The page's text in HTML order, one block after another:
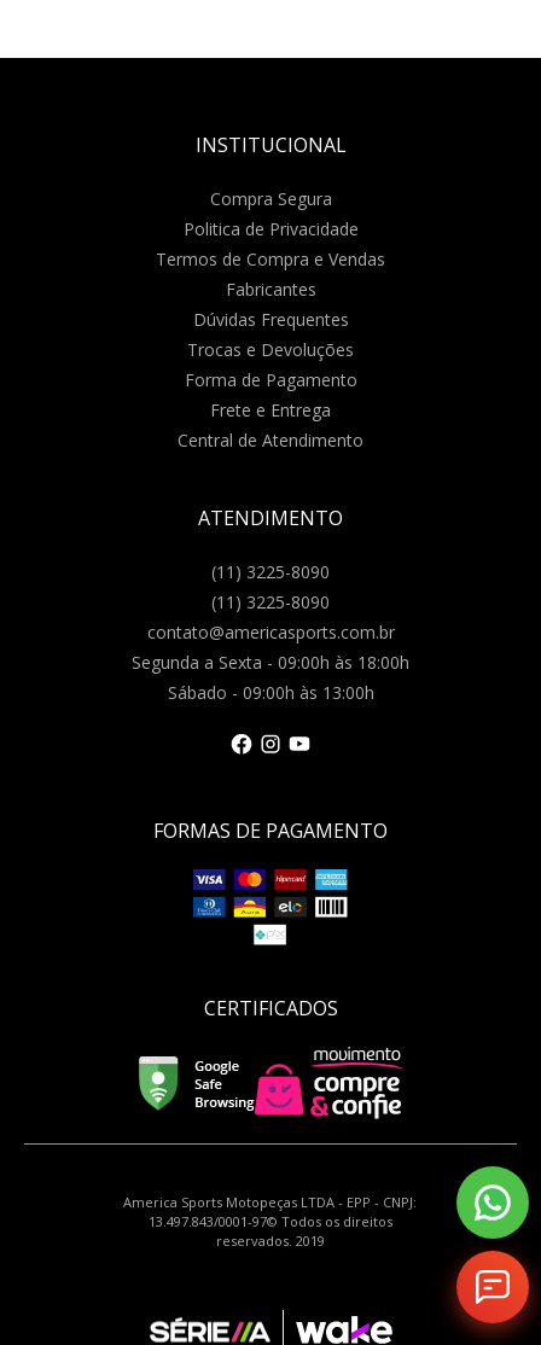
INSTITUCIONAL
Compra Segura
Politica de Privacidade
Termos de Compra e Vendas
Fabricantes
Dúvidas Frequentes
Trocas e Devoluções
Forma de Pagamento
Frete e Entrega
Central de Atendimento
ATENDIMENTO
(11) 3225-8090
(11) 3225-8090
contato@americasports.com.br
Segunda a Sexta - 09:00h às 18:00h
Sábado - 09:00h às 13:00h
FORMAS DE PAGAMENTO
CERTIFICADOS
America Sports Motopeças LTDA - EPP - CNPJ:
13.497.843/0001-97© Todos os direitos
reservados. 2019